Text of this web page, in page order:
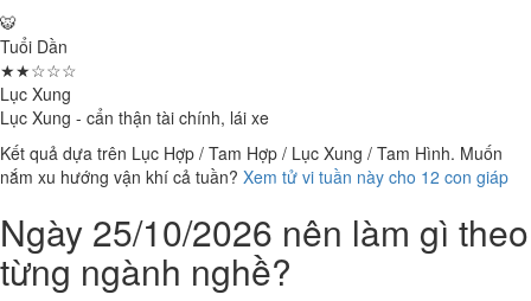
🐯
Tuổi Dần
★★☆☆☆
Lục Xung
Lục Xung - cẩn thận tài chính, lái xe
Kết quả dựa trên Lục Hợp / Tam Hợp / Lục Xung / Tam Hình. Muốn
nắm xu hướng vận khí cả tuần? Xem tử vi tuần này cho 12 con giáp
Ngày 25/10/2026 nên làm gì theo
từng ngành nghề?